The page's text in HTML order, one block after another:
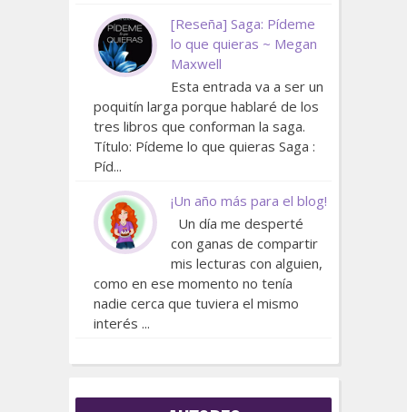
[Reseña] Saga: Pídeme
lo que quieras ~ Megan
Maxwell
Esta entrada va a ser un
poquitín larga porque hablaré de los
tres libros que conforman la saga.
Título: Pídeme lo que quieras Saga :
Píd...
¡Un año más para el blog!
Un día me desperté
con ganas de compartir
mis lecturas con alguien,
como en ese momento no tenía
nadie cerca que tuviera el mismo
interés ...